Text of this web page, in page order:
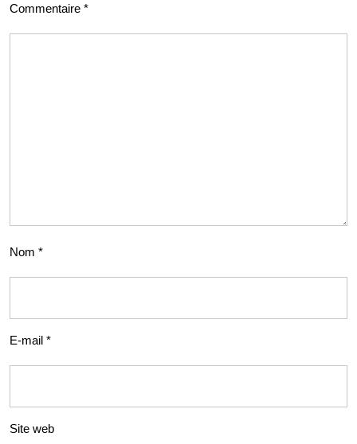
Commentaire *
Nom *
E-mail *
Site web